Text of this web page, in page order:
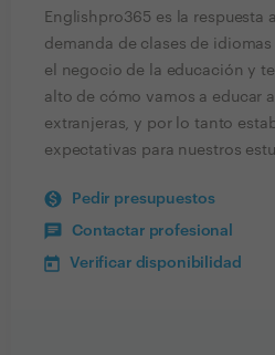
Englishpro365 es la respuesta
demanda de clases de
el negocio de la educación y
alto de cómo vamos a educar
extranjeras, y por lo tanto
expectativas para nuestros
Pedir presupuestos
Contactar profesional
Verificar disponibilidad